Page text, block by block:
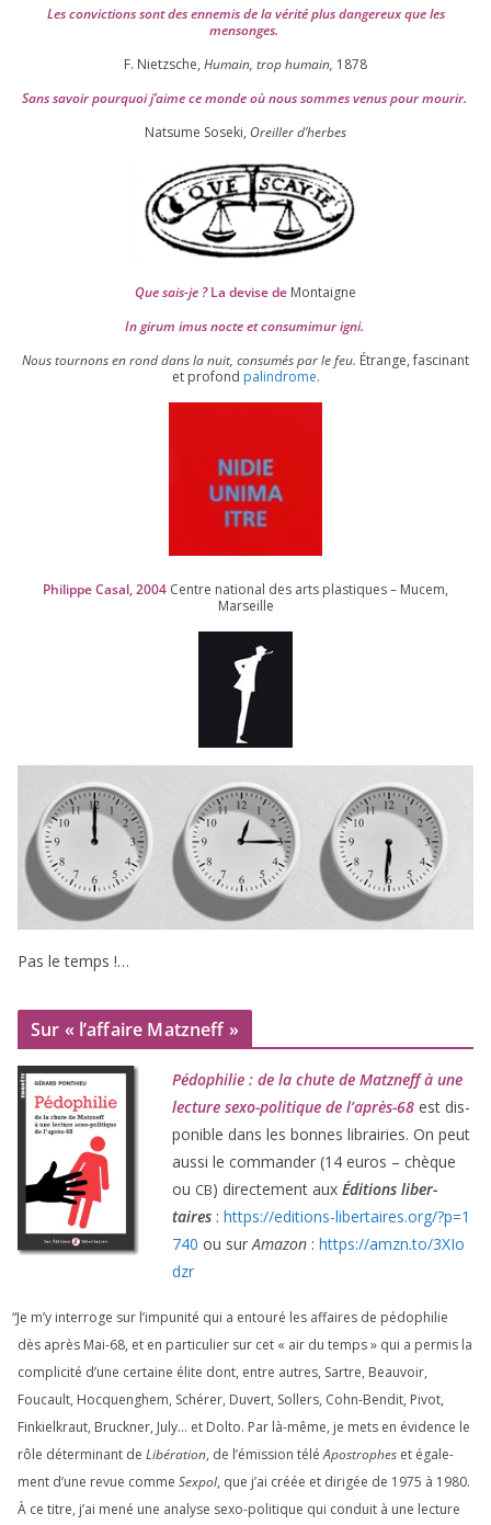
Les convic­tions sont des enne­mis de la véri­té plus dan­ge­reux que les
mensonges.
F. Nietzsche, Humain, trop humain, 1878
Sans savoir pour­quoi j’aime ce monde où nous sommes venus pour mourir.
Natsume Soseki, Oreiller d’herbes
Que sais-je ?La devise de Montaigne
In girum imus nocte et consu­mi­mur igni.
Nous tour­nons en rond dans la nuit, consu­més par le feu. Étrange, fas­ci­nant
et pro­fond palin­drome.
Philippe Casal,2004 Centre natio­nal des arts plas­tiques – Mucem,
Marseille
Pas le temps !…
Sur « l’affaire Matzneff »
Pédophilie : de la chute de Matzneff à une
lec­ture sexo-poli­tique de l’après-68 est dis­
po­nible dans les bonnes librai­ries. On peut
aus­si le com­man­der (14 euros – chèque
ou CB) direc­te­ment aux Éditions liber­
taires : https://​edi​tions​-liber​taires​.org/​?​p​=​1
740 ou sur Amazon : https://​amzn​.to/​3​X​I​o​
dzr
“Je m’y inter­roge sur l’impunité qui a entou­ré les affaires de pédo­phi­lie
dès après Mai-68, et en par­ti­cu­lier sur cet « air du temps » qui a per­mis la
com­pli­ci­té d’une cer­taine élite dont, entre autres, Sartre, Beauvoir,
Foucault, Hocquenghem, Schérer, Duvert, Sollers, Cohn-Bendit, Pivot,
Finkielkraut, Bruckner, July… et Dolto. Par là-même, je mets en évi­dence le
rôle déter­mi­nant de Libération, de l’émission téléApostrophes et éga­le­
ment d’une revue comme Sexpol, que j’ai créée et diri­gée de 1975 à 1980.
À ce titre, j’ai mené une ana­lyse sexo-poli­tique qui conduit à une lec­ture